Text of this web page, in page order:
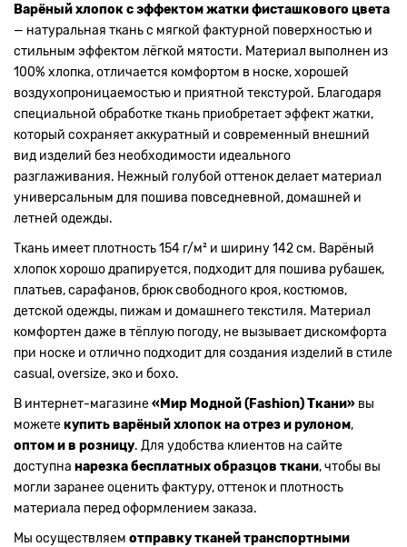
Варёный хлопок с эффектом жатки фисташкового цвета
— натуральная ткань с мягкой фактурной поверхностью и
стильным эффектом лёгкой мятости. Материал выполнен из
100% хлопка, отличается комфортом в носке, хорошей
воздухопроницаемостью и приятной текстурой. Благодаря
специальной обработке ткань приобретает эффект жатки,
который сохраняет аккуратный и современный внешний
вид изделий без необходимости идеального
разглаживания. Нежный голубой оттенок делает материал
универсальным для пошива повседневной, домашней и
летней одежды.
Ткань имеет плотность 154 г/м² и ширину 142 см. Варёный
хлопок хорошо драпируется, подходит для пошива рубашек,
платьев, сарафанов, брюк свободного кроя, костюмов,
детской одежды, пижам и домашнего текстиля. Материал
комфортен даже в тёплую погоду, не вызывает дискомфорта
при носке и отлично подходит для создания изделий в стиле
casual, oversize, эко и бохо.
В интернет-магазине«Мир Модной (Fashion) Ткани» вы
можетекупить варёный хлопок на отрез и рулоном,
оптом и в розницу. Для удобства клиентов на сайте
доступна нарезка бесплатных образцов ткани, чтобы вы
могли заранее оценить фактуру, оттенок и плотность
материала перед оформлением заказа.
Мы осуществляем отправку тканей транспортными